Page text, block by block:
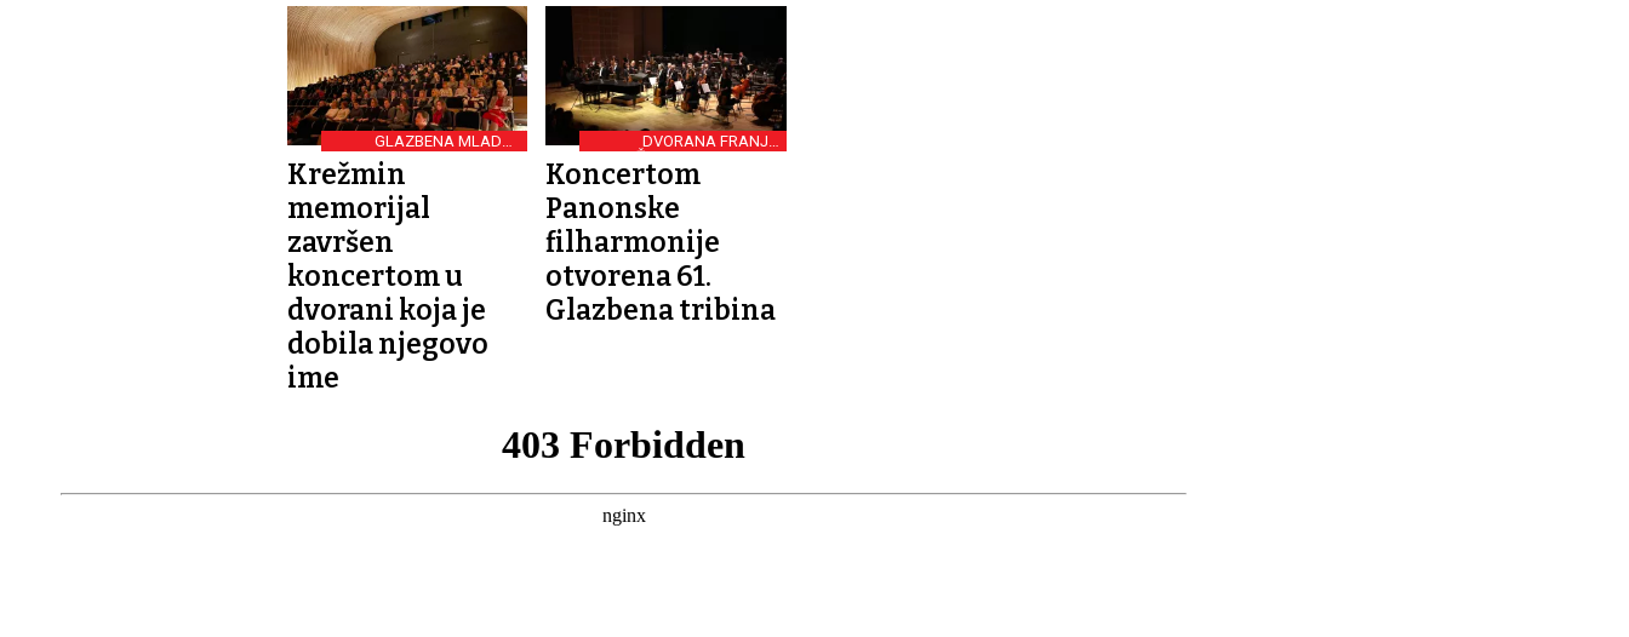
GLAZBENA MLADEŽ
OSIJEK
Krežmin
memorijal
završen
koncertom u
dvorani koja je
dobila njegovo
ime
DVORANA FRANJO
KREŽMA U KULTURNOM
Koncertom
Panonske
filharmonije
otvorena 61.
Glazbena tribina